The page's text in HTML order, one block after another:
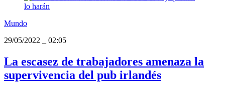
Mundo
29/05/2022
02:05
La escasez de trabajadores amenaza la
supervivencia del pub irlandés